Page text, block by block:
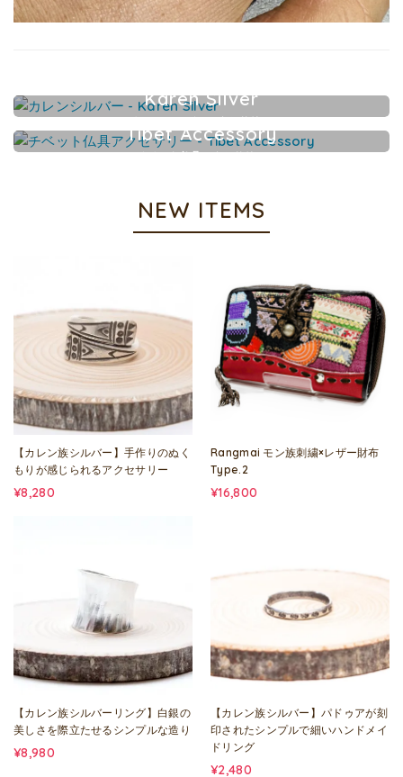
Karen Silver
カレンシルバーアクセサリー
Tibet Accessory
チベット仏具アクセサリー
NEW ITEMS
【カレン族シルバー】手作りのぬく
もりが感じられるアクセサリー
¥8,280
Rangmai モン族刺繍×レザー財布
Type.2
¥16,800
【カレン族シルバーリング】白銀の
美しさを際立たせるシンプルな造り
¥8,980
【カレン族シルバー】パドゥアが刻
印されたシンプルで細いハンドメイ
ドリング
¥2,480